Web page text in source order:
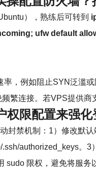
），熟练后可转到
ufw default
，例如阻止SYN泛滥或
繁连接。若VPS提供
权限配置来强
封禁机制：1）修改默
.ssh/authorized_keys。3
限权，避免将服务